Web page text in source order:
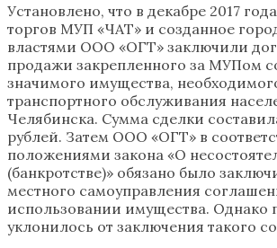
Установлено, что в декабре 2017
торгов МУП «ЧАТ» и созданное
властями ООО «ОГТ» заключили
продажи закрепленного за МУПом
значимого имущества,
транспортного обслуживания
Челябинска. Сумма сделки
рублей. Затем ООО «ОГТ» в
положениями закона «О
(банкротстве)» обязано было
местного самоуправления
использовании имущества. Однако
уклонилось от заключения такого